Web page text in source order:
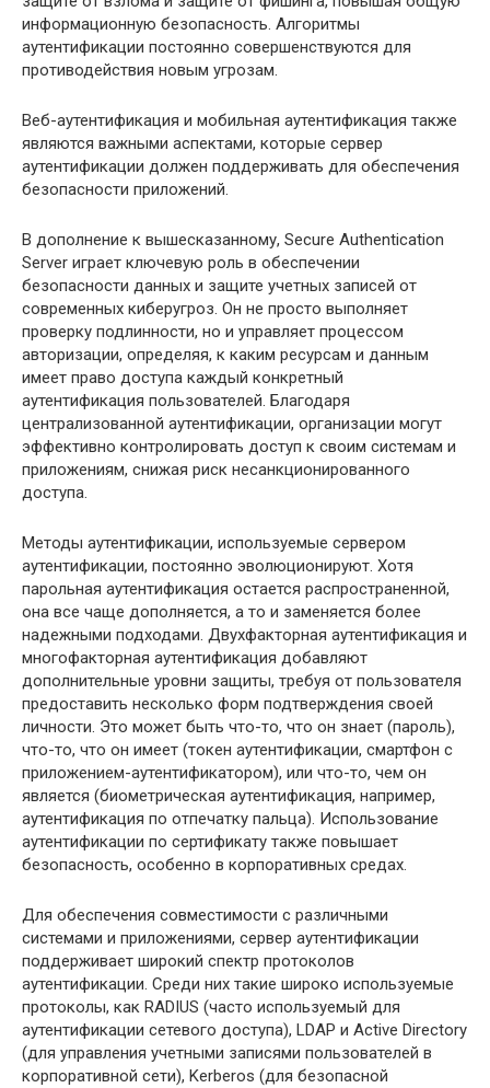
информационную безопасность. Алгоритмы
аутентификации постоянно совершенствуются для
противодействия новым угрозам.
Веб-аутентификация и мобильная аутентификация также
являются важными аспектами, которые сервер
аутентификации должен поддерживать для обеспечения
безопасности приложений.
В дополнение к вышесказанному, Secure Authentication
Server играет ключевую роль в обеспечении
безопасности данных и защите учетных записей от
современных киберугроз. Он не просто выполняет
проверку подлинности, но и управляет процессом
авторизации, определяя, к каким ресурсам и данным
имеет право доступа каждый конкретный
аутентификация пользователей. Благодаря
централизованной аутентификации, организации могут
эффективно контролировать доступ к своим системам и
приложениям, снижая риск несанкционированного
доступа.
Методы аутентификации, используемые сервером
аутентификации, постоянно эволюционируют. Хотя
парольная аутентификация остается распространенной,
она все чаще дополняется, а то и заменяется более
надежными подходами. Двухфакторная аутентификация и
многофакторная аутентификация добавляют
дополнительные уровни защиты, требуя от пользователя
предоставить несколько форм подтверждения своей
личности. Это может быть что-то, что он знает (пароль),
что-то, что он имеет (токен аутентификации, смартфон с
приложением-аутентификатором), или что-то, чем он
является (биометрическая аутентификация, например,
аутентификация по отпечатку пальца). Использование
аутентификации по сертификату также повышает
безопасность, особенно в корпоративных средах.
Для обеспечения совместимости с различными
системами и приложениями, сервер аутентификации
поддерживает широкий спектр протоколов
аутентификации. Среди них такие широко используемые
протоколы, как RADIUS (часто используемый для
аутентификации сетевого доступа), LDAP и Active Directory
(для управления учетными записями пользователей в
корпоративной сети), Kerberos (для безопасной